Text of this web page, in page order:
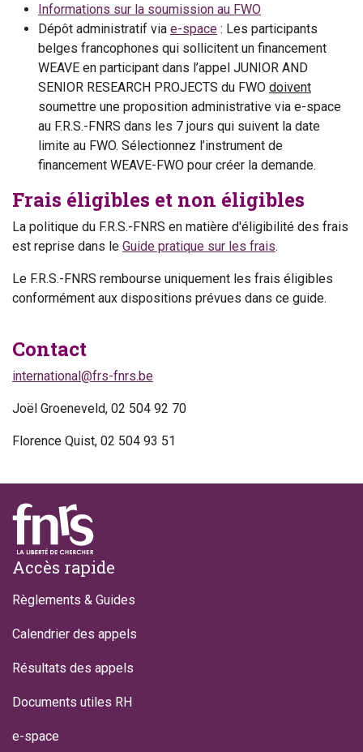
Informations sur la soumission au FWO
Dépôt administratif via e-space : Les participants
belges francophones qui sollicitent un financement
WEAVE en participant dans l’appel JUNIOR AND
SENIOR RESEARCH PROJECTS du FWO doivent
soumettre une proposition administrative via e-space
au F.R.S.-FNRS dans les 7 jours qui suivent la date
limite au FWO. Sélectionnez l’instrument de
financement WEAVE-FWO pour créer la demande.
Frais éligibles et non éligibles
La politique du F.R.S.-FNRS en matière d'éligibilité des frais
est reprise dans le Guide pratique sur les frais.
Le F.R.S.-FNRS rembourse uniquement les frais éligibles
conformément aux dispositions prévues dans ce guide.
Contact
international@frs-fnrs.be
Joël Groeneveld, 02 504 92 70
Florence Quist, 02 504 93 51
Footer
Accès rapide
Règlements & Guides
Calendrier des appels
Résultats des appels
Documents utiles RH
e-space